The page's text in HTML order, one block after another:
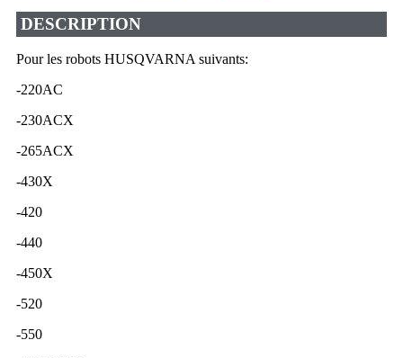
DESCRIPTION
Pour les robots HUSQVARNA suivants:
-220AC
-230ACX
-265ACX
-430X
-420
-440
-450X
-520
-550